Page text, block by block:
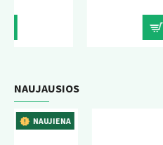
NAUJAUSIOS